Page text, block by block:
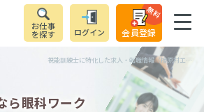
お仕事
を探す ログイン
無料
会員登録
視能訓練士に特化した求人・転職情報（檜原村エリア）
ら眼科ワーク